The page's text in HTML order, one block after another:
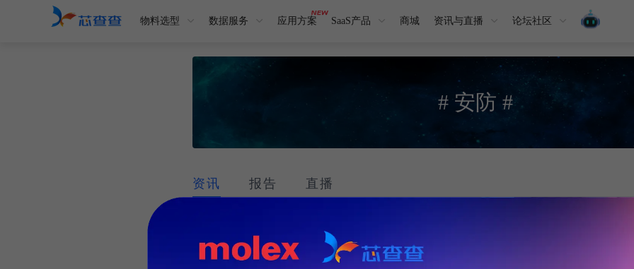
物料选型 数据服务 应用方案 SaaS产品 商城 资讯与直播 论坛社区
# 安防 #
资讯 报告 直播